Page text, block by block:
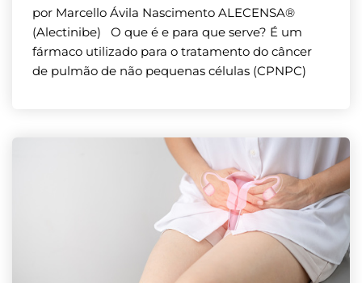
por Marcello Ávila Nascimento ALECENSA®
(Alectinibe) O que é e para que serve? É um
fármaco utilizado para o tratamento do câncer
de pulmão de não pequenas células (CPNPC)